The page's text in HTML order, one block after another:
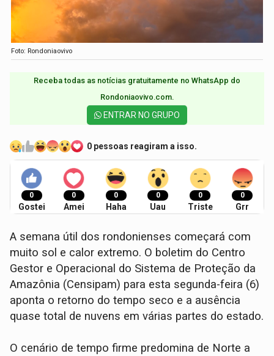
Foto: Rondoniaovivo
Receba todas as notícias gratuitamente no WhatsApp do
Rondoniaovivo.com.​
ENTRAR NO GRUPO
0 pessoas reagiram a isso.
0
Gostei
0
Amei
0
Haha
0
Uau
0
Triste
0
Grr
A semana útil dos rondonienses começará com
muito sol e calor extremo. O boletim do Centro
Gestor e Operacional do Sistema de Proteção da
Amazônia (Censipam) para esta segunda-feira (6)
aponta o retorno do tempo seco e a ausência
quase total de nuvens em várias partes do estado.
O cenário de tempo firme predomina de Norte a